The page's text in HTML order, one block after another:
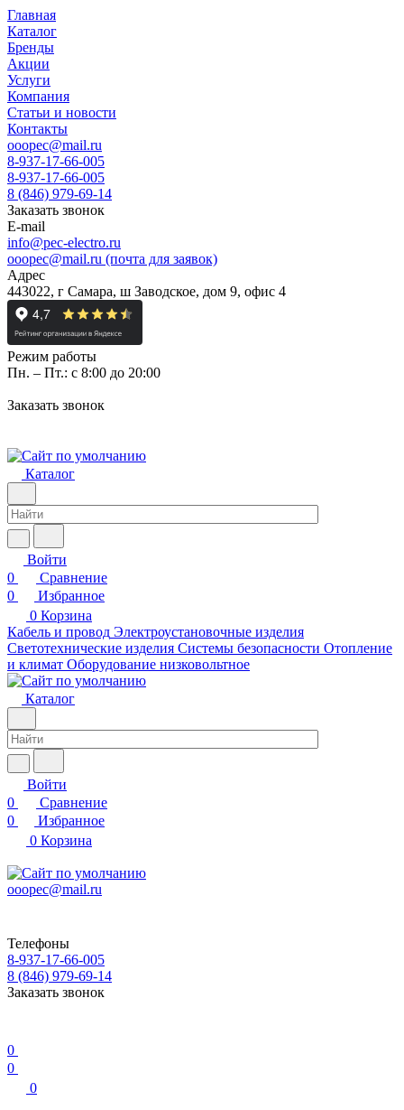
Главная
Каталог
Бренды
Акции
Услуги
Компания
Статьи и новости
Контакты
ooopec@mail.ru
8-937-17-66-005
8-937-17-66-005
8 (846) 979-69-14
Заказать звонок
E-mail
info@pec-electro.ru
ooopec@mail.ru (почта для заявок)
Адрес
443022, г Самара, ш Заводское, дом 9, офис 4
Режим работы
Пн. – Пт.: с 8:00 до 20:00
Заказать звонок
Каталог
Войти
0
Сравнение
0
Избранное
0 Корзина
Кабель и провод Электроустановочные изделия
Светотехнические изделия Системы безопасности Отопление
и климат Оборудование низковольтное
Каталог
Войти
0
Сравнение
0
Избранное
0 Корзина
ooopec@mail.ru
Телефоны
8-937-17-66-005
8 (846) 979-69-14
Заказать звонок
0
0
0